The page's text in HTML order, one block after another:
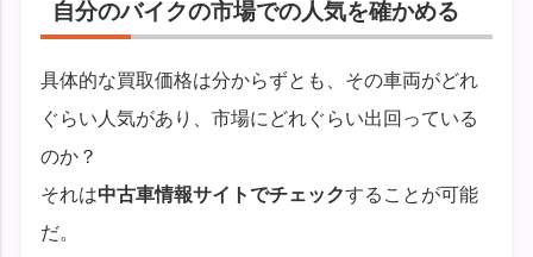
自分のバイクの市場での人気を確かめる
具体的な買取価格は分からずとも、その車両がどれ
ぐらい人気があり、市場にどれぐらい出回っている
のか？
それは中古車情報サイトでチェックすることが可能
だ。